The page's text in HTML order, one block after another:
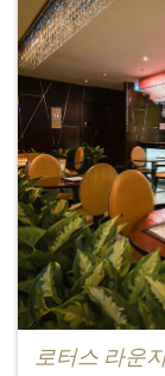
로터스 라운